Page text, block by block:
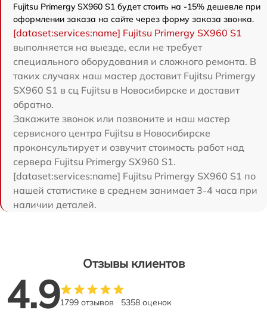
Fujitsu Primergy SX960 S1 будет стоить на -15% дешевле при
оформлении заказа на сайте через форму заказа звонка.
[dataset:services:name] Fujitsu Primergy SX960 S1
выполняется на выезде, если не требует
специального оборудования и сложного ремонта. В
таких случаях наш мастер доставит Fujitsu Primergy
SX960 S1 в сц Fujitsu в Новосибирске и доставит
обратно.
Закажите звонок или позвоните и наш мастер
сервисного центра Fujitsu в Новосибирске
проконсультирует и озвучит стоимость работ над
сервера Fujitsu Primergy SX960 S1.
[dataset:services:name] Fujitsu Primergy SX960 S1 по
нашей статистике в среднем занимает 3-4 часа при
наличии деталей.
Отзывы клиентов
4.91799 отзывов 5358 оценок